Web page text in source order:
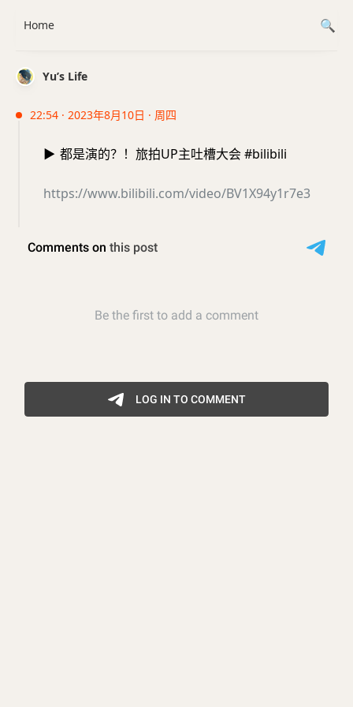
Yu’s Life
22:54 · 2023年8月10日 · 周四
▶️ 都是演的？！旅拍UP主吐槽大会 #bilibili
https://www.bilibili.com/video/BV1X94y1r7e3
Home